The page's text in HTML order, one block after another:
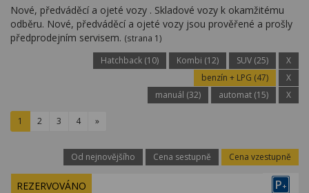
Nové, předváděcí a ojeté vozy . Skladové vozy k okamžitému
odběru. Nové, předváděcí a ojeté vozy jsou prověřené a prošly
předprodejním servisem. (strana 1)
Hatchback (10) Kombi (12) SUV (25)
X
benzín + LPG (47)
X
manuál (32)
automat (15) X
1 2 3 4 »
Od nejnovějšího Cena sestupně Cena vzestupně
P+
REZERVOVÁNO